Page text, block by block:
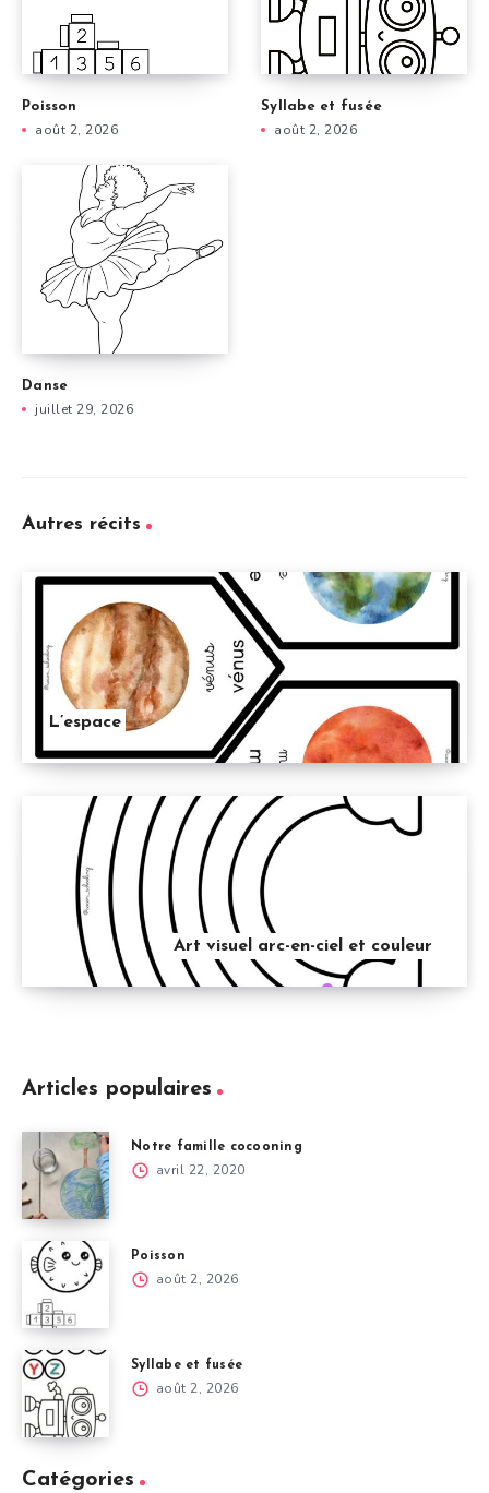
Poisson
août 2, 2026
Syllabe et fusée
août 2, 2026
Danse
juillet 29, 2026
Autres récits
L’espace
Art visuel arc-en-ciel et couleur
Articles populaires
Notre famille cocooning
avril 22, 2020
Poisson
août 2, 2026
Syllabe et fusée
août 2, 2026
Catégories